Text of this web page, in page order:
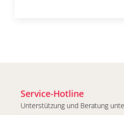
Service-Hotline
Unterstützung und Beratung